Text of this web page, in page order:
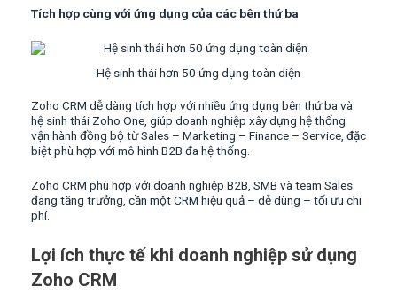
Tích hợp cùng với ứng dụng của các bên thứ ba
Hệ sinh thái hơn 50 ứng dụng toàn diện
Zoho CRM dễ dàng tích hợp với nhiều ứng dụng bên thứ ba và
hệ sinh thái Zoho One, giúp doanh nghiệp xây dựng hệ thống
vận hành đồng bộ từ Sales – Marketing – Finance – Service, đặc
biệt phù hợp với mô hình B2B đa hệ thống.
Zoho CRM phù hợp với doanh nghiệp B2B, SMB và team Sales
đang tăng trưởng, cần một CRM hiệu quả – dễ dùng – tối ưu chi
phí.
Lợi ích thực tế khi doanh nghiệp sử dụng
Zoho CRM